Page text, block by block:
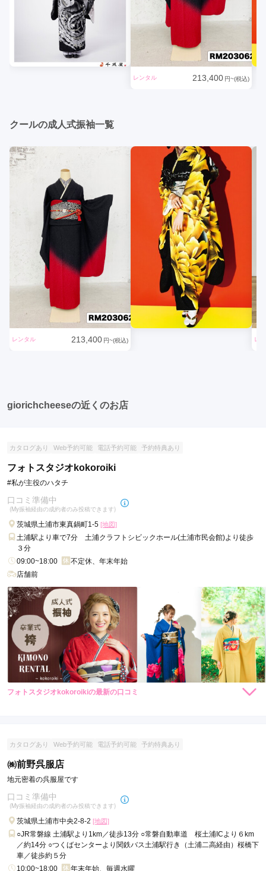
レンタル 213,400 円~(税込)
クールの成人式振袖一覧
レンタル 213,400 円~(税込) レ
giorichcheeseの近くのお店
カタログあり Web予約可能 電話予約可能 予約特典あり
フォトスタジオkokoroiki
#私が主役のハタチ
口コミ準備中
(My振袖経由の成約者のみ投稿できます)
茨城県土浦市東真鍋町1-5 [地図]
土浦駅より車で7分 土浦クラフトシビックホール(土浦市民会館)より徒歩
３分
09:00~18:00
不定休、年末年始
店舗前
165,000円~
フォトスタジオkokoroikiの最新の口コミ
カタログあり Web予約可能 電話予約可能 予約特典あり
㈱前野呉服店
地元密着の呉服屋です
口コミ準備中
(My振袖経由の成約者のみ投稿できます)
茨城県土浦市中央2-8-2 [地図]
○JR常磐線 土浦駅より1km／徒歩13分 ○常磐自動車道 桜土浦ICより６km
／約14分 ○つくばセンターより関鉄バス土浦駅行き（土浦二高経由）桜橋下
車／徒歩約５分
10:00~18:00
年末年始、毎週水曜